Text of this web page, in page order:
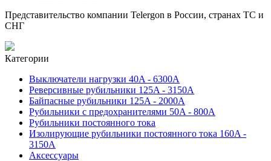
Представительство компании Telergon в России, странах ТС и
СНГ
Категории
Выключатели нагрузки 40A - 6300A
Реверсивные рубильники 125A - 3150A
Байпасные рубильники 125A - 2000A
Рубильники с предохранителями 50A - 800A
Рубильники постоянного тока
Изолирующие рубильники постоянного тока 160A -
3150A
Аксессуары